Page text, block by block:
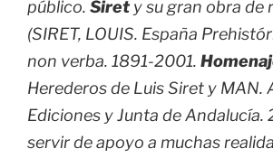
público. Siret y su gran obra de
(SIRET, LOUIS. España
non verba. 1891-2001.
Herederos de Luis Siret y MAN.
Ediciones y Junta de Andalucía.
servir de apoyo a muchas